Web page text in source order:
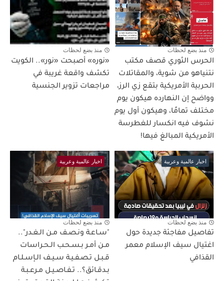
منذ بضع لحظات
الحرس الثوري قصف مكتب
نتنياهو من شوية، والمقاتلات
الحربية الأمريكية بتقع زي الرز،
وواضح إن النهارده هيكون يوم
مختلف تمامًا، وهيكون أول يوم
نشوف فيه انكسار للغطرسة
الأمريكية المبالغ فيها!
منذ بضع لحظات
«نوره» أصبحت «نور».. الكويت
تكشف واقعة غريبة في
مراجعات تزوير الجنسية
اخبار عالمية وعربية
منذ بضع لحظات
تفاصيل مفاجئة جديدة حول
اغتيال سيف الإسلام معمر
القذافي
اخبار عالمية وعربية
منذ بضع لحظات
"سـاعـة ونـصـف مـن الـغـدر"..
مـن أمـر بـسـحـب الـحـراسات
قـبـل تـصـفـيـة سـيـف الـإسـلـام
بـدقـائق؟.. تـفـاصـيـل مـرعـبـة